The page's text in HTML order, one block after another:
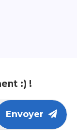
:) !
Envoyer